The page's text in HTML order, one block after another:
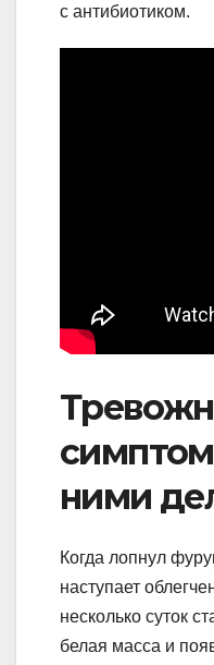
с антибиотиком.
ними
Когда лопнул
наступает
несколько суток
белая масса и